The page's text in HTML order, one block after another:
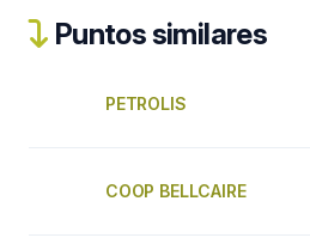
Puntos similares
PETROLIS
COOP BELLCAIRE